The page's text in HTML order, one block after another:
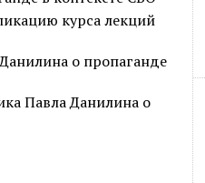
курса лекций
о пропаганде
Павла Данилина о